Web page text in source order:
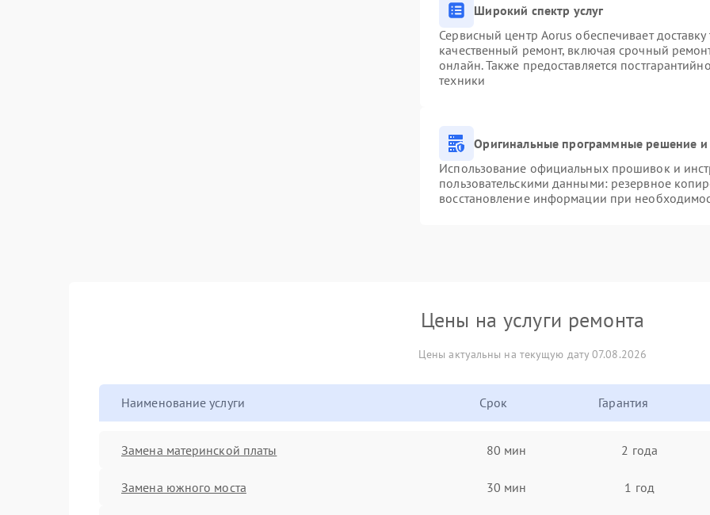
Широкий спектр услуг
Сервисный центр Aorus обеспечивает
качественный ремонт, включая срочный
онлайн. Также предоставляется
техники
Оригинальные программные решение
Использование официальных прошивок и
пользовательскими данными: резервное
восстановление информации при
Цены на услуги ремонта
Цены актуальны на текущую дату 07.08.2026
Наименование услуги Срок Гарантия
Замена материнской платы 80 мин 2 года
Замена южного моста 30 мин 1 год